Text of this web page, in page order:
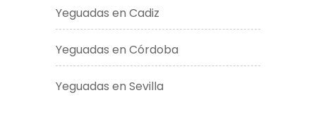
Yeguadas en Cadiz
Yeguadas en Córdoba
Yeguadas en Sevilla